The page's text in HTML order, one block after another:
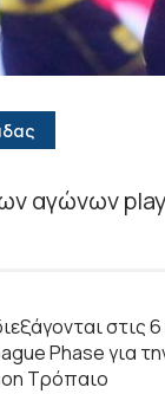
αγώνων
στις
Phase για
Τρόπαιο